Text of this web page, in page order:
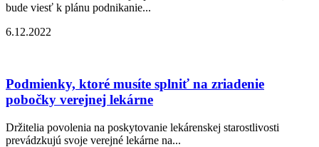
bude viesť k plánu podnikanie...
6.12.2022
Podmienky, ktoré musíte splniť na zriadenie
pobočky verejnej lekárne
Držitelia povolenia na poskytovanie lekárenskej starostlivosti
prevádzkujú svoje verejné lekárne na...